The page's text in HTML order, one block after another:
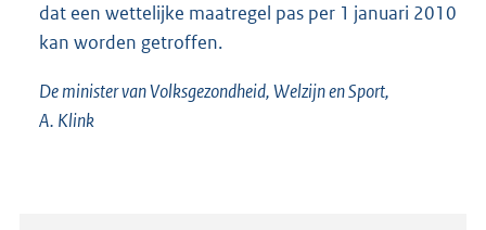
dat een wettelijke maatregel pas per 1 januari 2010
kan worden getroffen.
De minister van Volksgezondheid, Welzijn en Sport,
A. Klink